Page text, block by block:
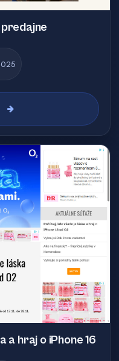
a hraj o iPhone 16